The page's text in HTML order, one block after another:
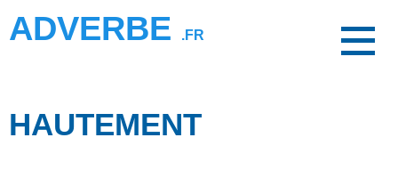
ADVERBE .FR
HAUTEMENT